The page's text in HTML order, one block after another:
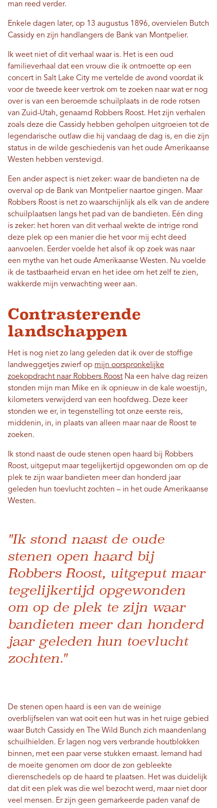
man reed verder.
Enkele dagen later, op 13 augustus 1896, overvielen Butch
Cassidy en zijn handlangers de Bank van Montpelier.
Ik weet niet of dit verhaal waar is. Het is een oud
familieverhaal dat een vrouw die ik ontmoette op een
concert in Salt Lake City me vertelde de avond voordat ik
voor de tweede keer vertrok om te zoeken naar wat er nog
over is van een beroemde schuilplaats in de rode rotsen
van Zuid-Utah, genaamd Robbers Roost. Het zijn verhalen
zoals deze die Cassidy hebben geholpen uitgroeien tot de
legendarische outlaw die hij vandaag de dag is, en die zijn
status in de wilde geschiedenis van het oude Amerikaanse
Westen hebben verstevigd.
Een ander aspect is niet zeker: waar de bandieten na de
overval op de Bank van Montpelier naartoe gingen. Maar
Robbers Roost is net zo waarschijnlijk als elk van de andere
schuilplaatsen langs het pad van de bandieten. Eén ding
is zeker: het horen van dit verhaal wekte de intrige rond
deze plek op een manier die het voor mij echt deed
aanvoelen. Eerder voelde het alsof ik op zoek was naar
een mythe van het oude Amerikaanse Westen. Nu voelde
ik de tastbaarheid ervan en het idee om het zelf te zien,
wakkerde mijn verwachting weer aan.
Contrasterende
landschappen
Het is nog niet zo lang geleden dat ik over de stoffige
landweggetjes zwierf op mijn oorspronkelijke
zoekopdracht naar Robbers Roost Na een halve dag reizen
stonden mijn man Mike en ik opnieuw in de kale woestijn,
kilometers verwijderd van een hoofdweg. Deze keer
stonden we er, in tegenstelling tot onze eerste reis,
middenin, in, in plaats van alleen maar naar de Roost te
zoeken.
Ik stond naast de oude stenen open haard bij Robbers
Roost, uitgeput maar tegelijkertijd opgewonden om op de
plek te zijn waar bandieten meer dan honderd jaar
geleden hun toevlucht zochten – in het oude Amerikaanse
Westen.
"Ik stond naast de oude
stenen open haard bij
Robbers Roost, uitgeput maar
tegelijkertijd opgewonden
om op de plek te zijn waar
bandieten meer dan honderd
jaar geleden hun toevlucht
zochten."
De stenen open haard is een van de weinige
overblijfselen van wat ooit een hut was in het ruige gebied
waar Butch Cassidy en The Wild Bunch zich maandenlang
schuilhielden. Er lagen nog vers verbrande houtblokken
binnen, met een paar verse stukken ernaast. Iemand had
de moeite genomen om door de zon gebleekte
dierenschedels op de haard te plaatsen. Het was duidelijk
dat dit een plek was die wel bezocht werd, maar niet door
veel mensen. Er zijn geen gemarkeerde paden vanaf de